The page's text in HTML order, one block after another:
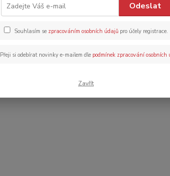
Odeslat
Souhlasím se zpracováním osobních údajů pro účely registrace.
Přeji si odebírat novinky e-mailem dle podmínek zpracování osobních
Zavřít